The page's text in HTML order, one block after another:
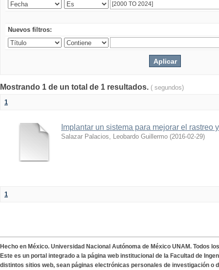
Nuevos filtros:
Mostrando 1 de un total de 1 resultados. ( segundos)
1
Implantar un sistema para mejorar el rastreo
Salazar Palacios, Leobardo Guillermo (2016-02-29)
1
Hecho en México. Universidad Nacional Autónoma de México UNAM. Todos
Este es un portal integrado a la página web institucional de la Facultad de
distintos sitios web, sean páginas electrónicas personales de investigación o